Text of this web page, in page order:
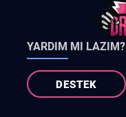
YARDIM MI LAZIM?
DESTEK